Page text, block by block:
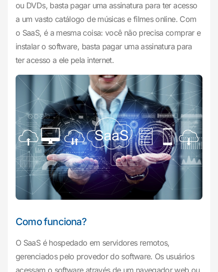
ou DVDs, basta pagar uma assinatura para ter acesso
a um vasto catálogo de músicas e filmes online. Com
o SaaS, é a mesma coisa: você não precisa comprar e
instalar o software, basta pagar uma assinatura para
ter acesso a ele pela internet.
Como funciona?
O SaaS é hospedado em servidores remotos,
gerenciados pelo provedor do software. Os usuários